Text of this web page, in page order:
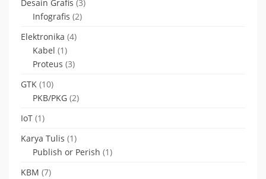
Desain Grafis (3)
Infografis (2)
Elektronika (4)
Kabel (1)
Proteus (3)
GTK (10)
PKB/PKG (2)
IoT (1)
Karya Tulis (1)
Publish or Perish (1)
KBM (7)